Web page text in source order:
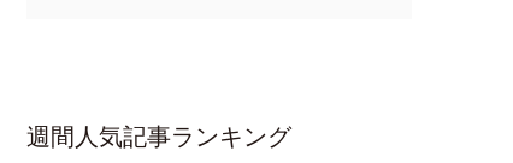
週間人気記事ランキング